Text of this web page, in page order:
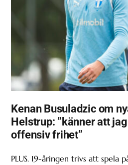
Kenan Busuladzic om
Helstrup: ”känner att
offensiv frihet”
PLUS. 19-åringen trivs att spela